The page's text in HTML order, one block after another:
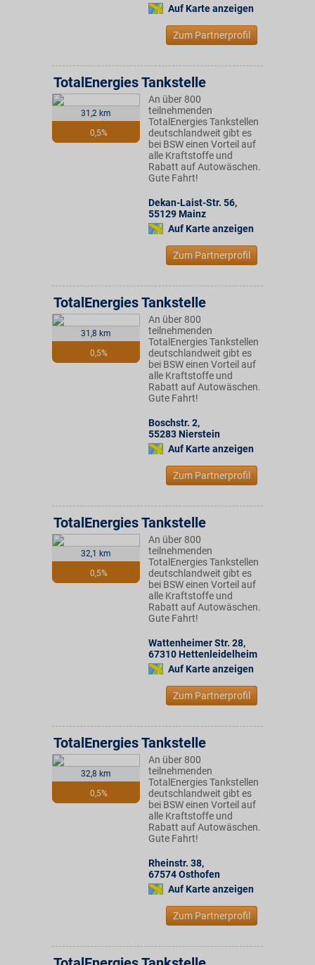
Auf Karte anzeigen
Zum Partnerprofil
31,2 km
0,5%
TotalEnergies Tankstelle
An über 800
teilnehmenden
TotalEnergies Tankstellen
deutschlandweit gibt es
bei BSW einen Vorteil auf
alle Kraftstoffe und
Rabatt auf Autowäschen.
Gute Fahrt!
Dekan-Laist-Str. 56,
55129 Mainz
Auf Karte anzeigen
Zum Partnerprofil
31,8 km
0,5%
TotalEnergies Tankstelle
An über 800
teilnehmenden
TotalEnergies Tankstellen
deutschlandweit gibt es
bei BSW einen Vorteil auf
alle Kraftstoffe und
Rabatt auf Autowäschen.
Gute Fahrt!
Boschstr. 2,
55283 Nierstein
Auf Karte anzeigen
Zum Partnerprofil
32,1 km
0,5%
TotalEnergies Tankstelle
An über 800
teilnehmenden
TotalEnergies Tankstellen
deutschlandweit gibt es
bei BSW einen Vorteil auf
alle Kraftstoffe und
Rabatt auf Autowäschen.
Gute Fahrt!
Wattenheimer Str. 28,
67310 Hettenleidelheim
Auf Karte anzeigen
Zum Partnerprofil
32,8 km
0,5%
TotalEnergies Tankstelle
An über 800
teilnehmenden
TotalEnergies Tankstellen
deutschlandweit gibt es
bei BSW einen Vorteil auf
alle Kraftstoffe und
Rabatt auf Autowäschen.
Gute Fahrt!
Rheinstr. 38,
67574Osthofen
Auf Karte anzeigen
Zum Partnerprofil